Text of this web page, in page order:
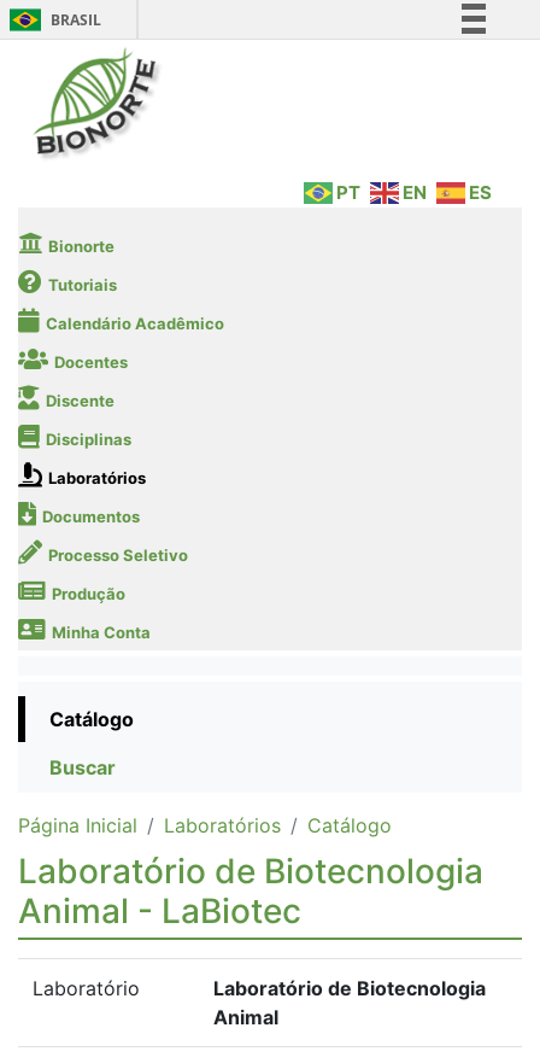
BRASIL
Legislação
PT EN ES
Bionorte
Tutoriais
Calendário Acadêmico
Docentes
Discente
Disciplinas
Laboratórios
Documentos
Processo Seletivo
Produção
Minha Conta
Catálogo
Buscar
Página Inicial Laboratórios Catálogo
Laboratório de Biotecnologia
Animal - LaBiotec
Laboratório
Laboratório de Biotecnologia
Animal